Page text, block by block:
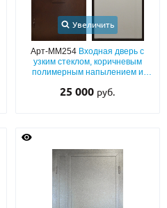
Увеличить
Арт-ММ254 Входная дверь с
узким стеклом, коричневым
полимерным напылением и
25 000 руб.